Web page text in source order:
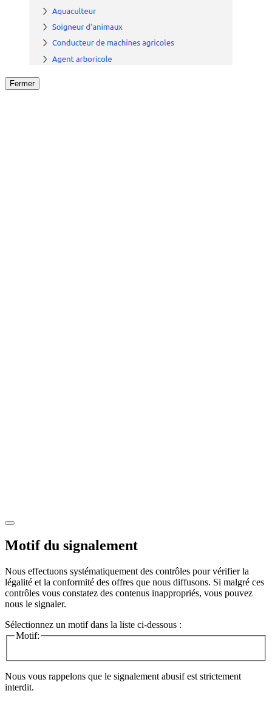
Fermer
Motif du signalement
Nous effectuons systématiquement des contrôles pour vérifier la
légalité et la conformité des offres que nous diffusons. Si malgré ces
contrôles vous constatez des contenus inappropriés, vous pouvez
nous le signaler.
Sélectionnez un motif dans la liste ci-dessous :
Motif:
Nous vous rappelons que le signalement abusif est strictement
interdit.